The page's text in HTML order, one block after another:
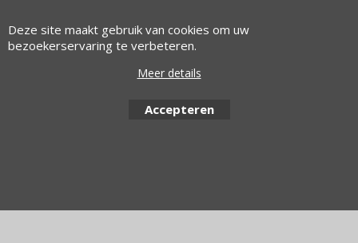
© 1997 Alfacom Benelux | Design by:
Deze site maakt gebruik van cookies om uw
bezoekerservaring te verbeteren.
Meer details
Accepteren